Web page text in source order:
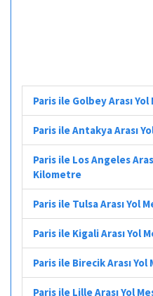
Paris ile Golbey Arası
Paris ile Antakya Arası
Paris ile Los Angeles
Kilometre
Paris ile Tulsa Arası Yol
Paris ile Kigali Arası Yol
Paris ile Birecik Arası
Paris ile Lille Arası Yol